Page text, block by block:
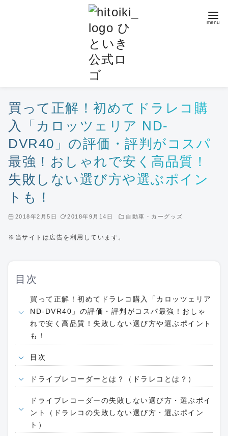
買って正解！初めてドラレコ購
入「カロッツェリア ND-
DVR40」の評価・評判がコスパ
最強！おしゃれで安く高品質！
失敗しない選び方や選ぶポイン
トも！
2018年2月5日 2018年9月14日 自動車・カーグッズ
※当サイトは広告を利用しています。
目次
買って正解！初めてドラレコ購入「カロッツェリア
ND-DVR40」の評価・評判がコスパ最強！おしゃ
れで安く高品質！失敗しない選び方や選ぶポイント
も！
目次
ドライブレコーダーとは？（ドラレコとは？）
ドライブレコーダーの失敗しない選び方・選ぶポイ
ント（ドラレコの失敗しない選び方・選ぶポイン
ト）